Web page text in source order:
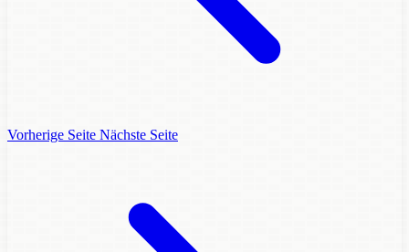
Vorherige Seite Nächste Seite